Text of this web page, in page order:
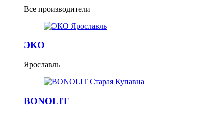
Все производители
ЭКО
Ярославль
BONOLIT